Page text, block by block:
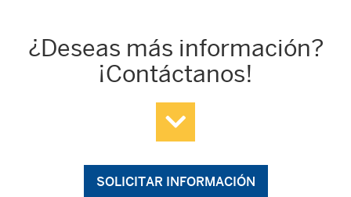
¿Deseas más información?
¡Contáctanos!
SOLICITAR INFORMACIÓN